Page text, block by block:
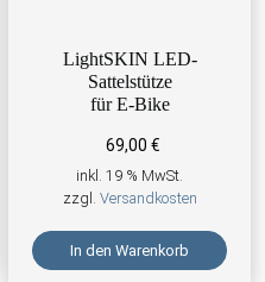
LightSKIN LED-
Sattelstütze
für E-Bike
69,00 €
inkl. 19 % MwSt.
zzgl. Versandkosten
In den Warenkorb